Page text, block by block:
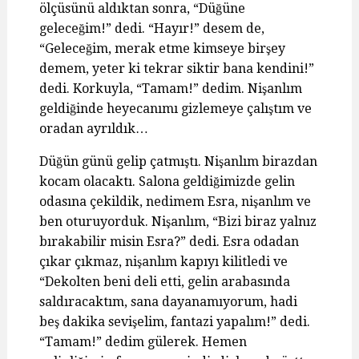
ölçüsünü aldıktan sonra, “Düğüne
geleceğim!” dedi. “Hayır!” desem de,
“Geleceğim, merak etme kimseye birşey
demem, yeter ki tekrar siktir bana kendini!”
dedi. Korkuyla, “Tamam!” dedim. Nişanlım
geldiğinde heyecanımı gizlemeye çalıştım ve
oradan ayrıldık…
Düğün günü gelip çatmıştı. Nişanlım birazdan
kocam olacaktı. Salona geldiğimizde gelin
odasına çekildik, nedimem Esra, nişanlım ve
ben oturuyorduk. Nişanlım, “Bizi biraz yalnız
bırakabilir misin Esra?” dedi. Esra odadan
çıkar çıkmaz, nişanlım kapıyı kilitledi ve
“Dekolten beni deli etti, gelin arabasında
saldıracaktım, sana dayanamıyorum, hadi
beş dakika sevişelim, fantazi yapalım!” dedi.
“Tamam!” dedim gülerek. Hemen